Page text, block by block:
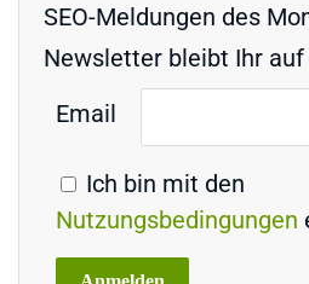
SEO-Meldungen des
Newsletter bleibt Ihr
Email
Ich bin mit den
Nutzungsbedingungen